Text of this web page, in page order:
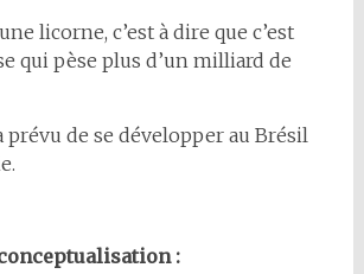
licorne, c’est à dire que c’est
qui pèse plus d’un milliard de
prévu de se développer au Brésil
: